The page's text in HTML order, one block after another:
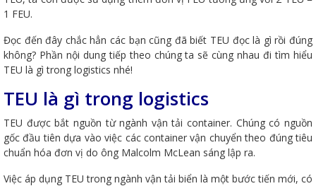
1 FEU.
Đọc đến đây chắc hẳn các bạn cũng đã biết TEU đọc là gì rồi đúng
không? Phần nội dung tiếp theo chúng ta sẽ cùng nhau đi tìm hiểu
TEU là gì trong logistics nhé!
TEU là gì trong logistics
TEU được bắt nguồn từ ngành vận tải container. Chúng có nguồn
gốc đầu tiên dựa vào việc các container vận chuyển theo đúng tiêu
chuẩn hóa đơn vị do ông Malcolm McLean sáng lập ra.
Việc áp dụng TEU trong ngành vận tải biển là một bước tiến mới, có